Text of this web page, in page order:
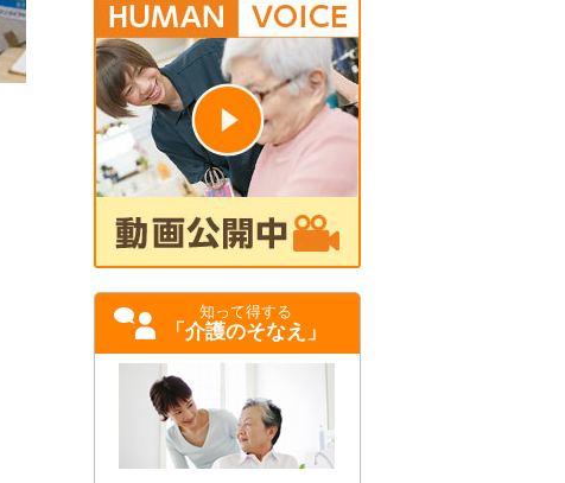
知って得する
「介護のそなえ」